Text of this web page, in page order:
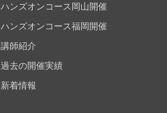
ハンズオンコース岡山開催
ハンズオンコース福岡開催
講師紹介
過去の開催実績
新着情報